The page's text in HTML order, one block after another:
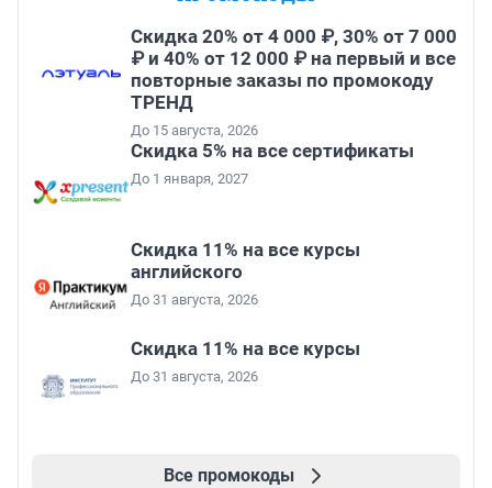
Скидка 20% от 4 000 ₽, 30% от 7 000
₽ и 40% от 12 000 ₽ на первый и все
повторные заказы по промокоду
ТРЕНД
До 15 августа, 2026
Скидка 5% на все сертификаты
До 1 января, 2027
Скидка 11% на все курсы
английского
До 31 августа, 2026
Скидка 11% на все курсы
До 31 августа, 2026
Все промокоды